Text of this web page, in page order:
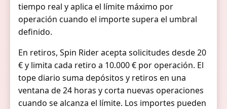
tiempo real y aplica el límite máximo por
operación cuando el importe supera el umbral
definido.
En retiros, Spin Rider acepta solicitudes desde 20
€ y limita cada retiro a 10.000 € por operación. El
tope diario suma depósitos y retiros en una
ventana de 24 horas y corta nuevas operaciones
cuando se alcanza el límite. Los importes pueden